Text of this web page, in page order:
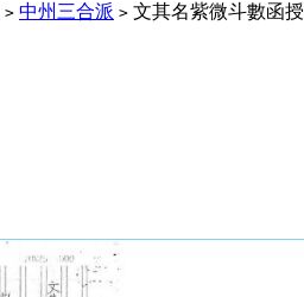
> 中州三合派 > 文其名紫微斗數函